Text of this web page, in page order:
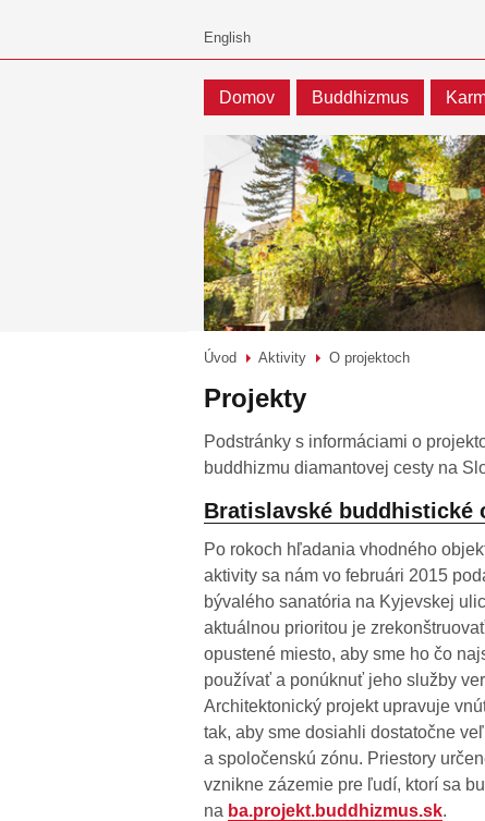
Domov Buddhizmus
Úvod Aktivity O projektoch
Projekty
Podstránky s informáciami o
buddhizmu diamantovej cesty na
Bratislavské buddhistické
Po rokoch hľadania vhodného
aktivity sa nám vo februári 2015
bývalého sanatória na Kyjevskej
aktuálnou prioritou je
opustené miesto, aby sme ho čo
používať a ponúknuť jeho služby
Architektonický projekt upravuje
tak, aby sme dosiahli dostatočne
a spoločenskú zónu. Priestory
vznikne zázemie pre ľudí, ktorí sa
na ba.projekt.buddhizmus.sk.